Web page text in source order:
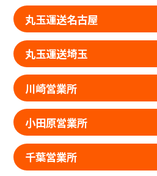
丸玉運送名古屋
丸玉運送埼玉
川崎営業所
小田原営業所
千葉営業所